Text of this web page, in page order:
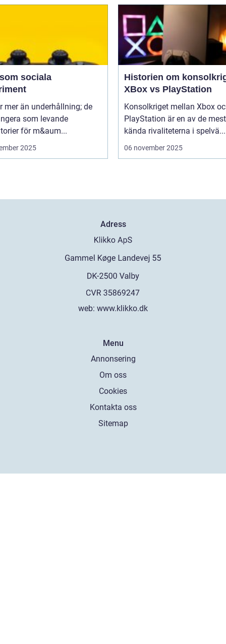
sociala
mer än underhållning; de
som levande
för m&aum...
2025
Historien om
XBox vs PlayStation
Konsolkriget mellan Xbox
PlayStation är en av de mest
kända rivaliteterna i spelvä...
06 november 2025
Adress
web: www.klikko.dk
Menu
Annonsering
Om oss
Cookies
Kontakta oss
Sitemap